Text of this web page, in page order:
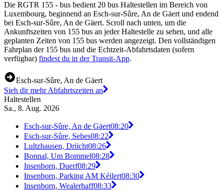
Die RGTR 155 - bus bedient 20 bus Haltestellen im Bereich von
Luxembourg, beginnend an Esch-sur-Sûre, An de Gäert und endend
bei Esch-sur-Sûre, An de Gäert. Scroll nach unten, um die
Ankunftszeiten von 155 bus an jeder Haltestelle zu sehen, und alle
geplanten Zeiten von 155 bus werden angezeigt. Den vollständigen
Fahrplan der 155 bus und die Echtzeit-Abfahrtsdaten (sofern
verfügbar) findest du in der Transit-App.
Esch-sur-Sûre, An de Gäert
Sieh dir mehr Abfahrtszeiten an
Haltestellen
Sa., 8. Aug. 2026
Esch-sur-Sûre, An de Gäert08:20
Esch-sur-Sûre, Sebes08:22
Lultzhausen, Driicht08:26
Bonnal, Um Bommel08:28
Insenborn, Duerf08:29
Insenborn, Parking AM Kéilert08:30
Insenborn, Wealerhaff08:33